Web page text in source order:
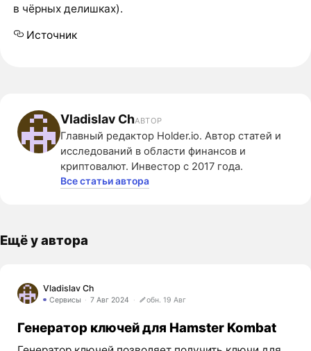
в чёрных делишках).
Источник
Vladislav ChАВТОР
Главный редактор Holder.io. Автор статей и
исследований в области финансов и
криптовалют. Инвестор с 2017 года.
Все статьи автора
Ещё у автора
Vladislav Ch
Сервисы 7 Авг 2024 обн. 19 Авг
Генератор ключей для Hamster Kombat